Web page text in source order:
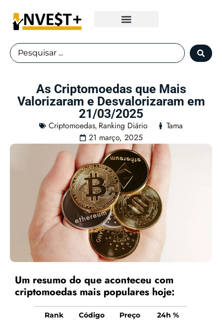
As Criptomoedas que Mais
Valorizaram e Desvalorizaram em
21/03/2025
Criptomoedas, Ranking Diário
Tama
21 março, 2025
Um resumo do que aconteceu com
criptomoedas mais populares hoje:
Rank Código Preço 24h %